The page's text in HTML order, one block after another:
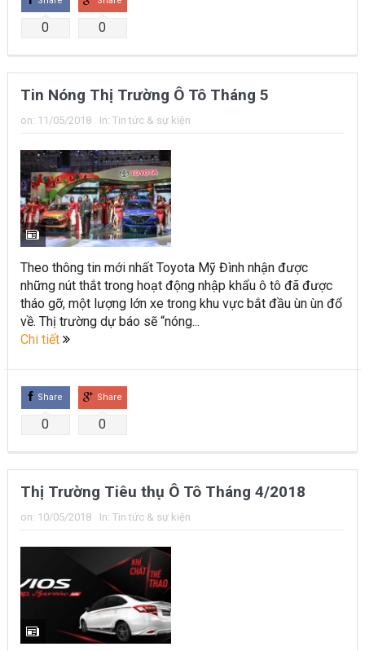
0 0
Tin Nóng Thị Trường Ô Tô Tháng 5
on: 11/05/2018 In: Tin tức & sự kiện
Theo thông tin mới nhất Toyota Mỹ Đình nhận được
những nút thắt trong hoạt động nhập khẩu ô tô đã được
tháo gỡ, một lượng lớn xe trong khu vực bắt đầu ùn ùn đổ
về. Thị trường dự báo sẽ “nóng...
Chi tiết
Share
0
Share
0
Thị Trường Tiêu thụ Ô Tô Tháng 4/2018
on: 10/05/2018 In: Tin tức & sự kiện